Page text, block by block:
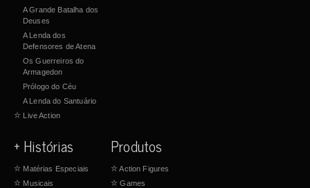
A Grande Batalha dos
Deuses
A Lenda dos
Defensores de Atena
Os Guerreiros do
Armagedon
Prólogo do Céu
A Lenda do Santuário
☆ Live Action
+ Histórias
☆ Matérias Especiais
☆ Musicais
Produtos
☆Action Figures
☆ Games